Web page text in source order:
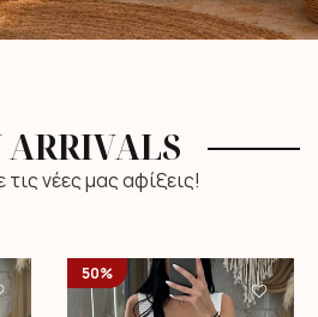
νέες μας αφίξεις!
50%